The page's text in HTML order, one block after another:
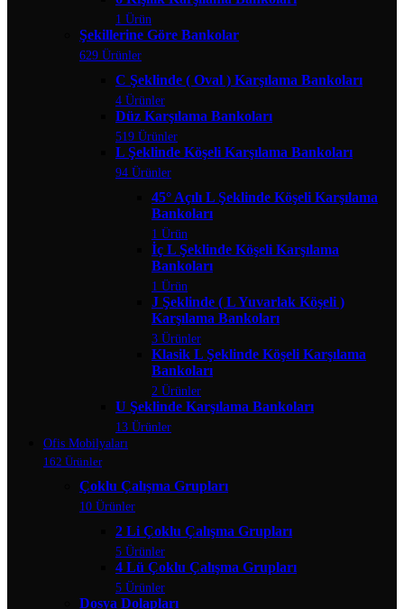
1 Ürün
Şekillerine Göre Bankolar
629 Ürünler
C Şeklinde ( Oval ) Karşılama Bankoları
4 Ürünler
Düz Karşılama Bankoları
519 Ürünler
L Şeklinde Köşeli Karşılama Bankoları
94 Ürünler
45° Açılı L Şeklinde Köşeli Karşılama
Bankoları
1 Ürün
İç L Şeklinde Köşeli Karşılama
Bankoları
1 Ürün
J Şeklinde ( L Yuvarlak Köşeli )
Karşılama Bankoları
3 Ürünler
Klasik L Şeklinde Köşeli Karşılama
Bankoları
2 Ürünler
U Şeklinde Karşılama Bankoları
13 Ürünler
Ofis Mobilyaları
162 Ürünler
Çoklu Çalışma Grupları
10 Ürünler
2 Li Çoklu Çalışma Grupları
5 Ürünler
4 Lü Çoklu Çalışma Grupları
5 Ürünler
Dosya Dolapları